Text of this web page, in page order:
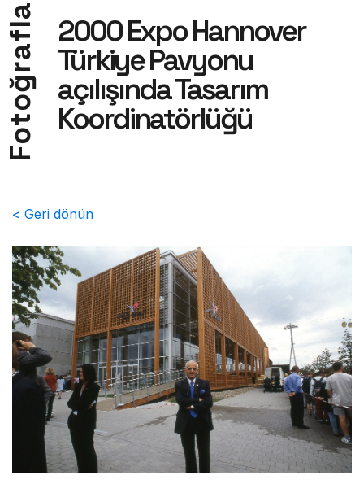
F
o
t
o
ğ
r
a
f
l
a
2000 Expo Hannover
Türkiye Pavyonu
açılışında Tasarım
Koordinatörlüğü
< Geri dönün